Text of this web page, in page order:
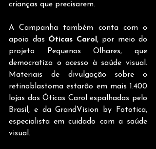
crianças que precisarem.
A Campanha também conta com o
apoio das Óticas Carol, por meio do
projeto Pequenos Olhares, que
democratiza o acesso à saúde visual.
Materiais de divulgação sobre o
retinoblastoma estarão em mais 1.400
lojas das Óticas Carol espalhadas pelo
Brasil, e da GrandVision by Fototica,
especialista em cuidado com a saúde
visual.